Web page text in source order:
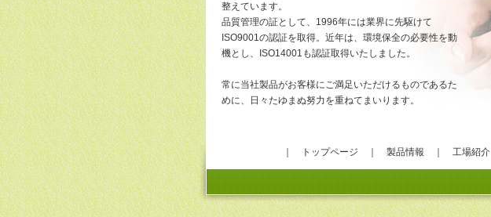
整えています。
品質管理の証として、1996年には業界に先駆けて
ISO9001の認証を取得。近年は、環境保全の必要性を動
機とし、ISO14001も認証取得いたしました。
常に当社製品がお客様にご満足いただけるものであるた
めに、日々たゆまぬ努力を重ねてまいります。
トップページ 製品情報 工場紹介